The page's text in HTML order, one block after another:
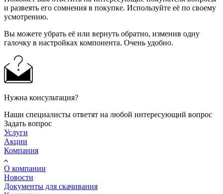
и развеять его сомнения в покупке. Используйте её по своему
усмотрению.
Вы можете убрать её или вернуть обратно, изменив одну
галочку в настройках компонента. Очень удобно.
Нужна консультация?
Наши специалисты ответят на любой интересующий вопрос
Задать вопрос
Услуги
Акции
Компания
О компании
Новости
Документы для скачивания